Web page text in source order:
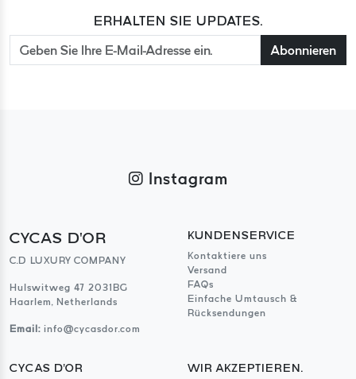
ERHALTEN SIE UPDATES.
Abonnieren
Instagram
CYCAS D'OR
C.D LUXURY COMPANY
Hulswitweg 47 2031BG
Haarlem, Netherlands
Email: info@cycasdor.com
KUNDENSERVICE
Kontaktiere uns
Versand
FAQs
Einfache Umtausch &
Rücksendungen
CYCAS D'OR WIR AKZEPTIEREN.